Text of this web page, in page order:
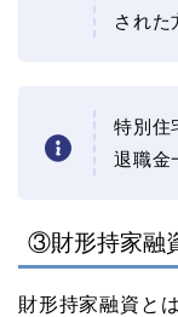
された
特別住
退職
③財形持家融
財形持家融資と